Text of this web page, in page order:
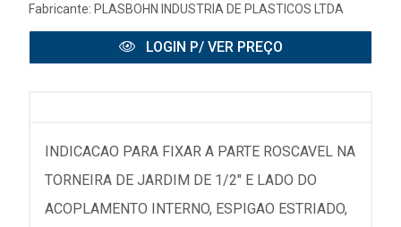
Fabricante: PLASBOHN INDUSTRIA DE PLASTICOS LTDA
LOGIN P/ VER PREÇO
INDICACAO PARA FIXAR A PARTE ROSCAVEL NA
TORNEIRA DE JARDIM DE 1/2" E LADO DO
ACOPLAMENTO INTERNO, ESPIGAO ESTRIADO,